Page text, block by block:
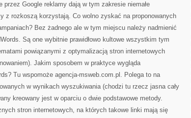
przez Google reklamy dają w tym zakresie niemałe
z rozkoszą korzystają. Co wolno zyskać na proponowanych
Bez żadnego ale w tym miejscu należy nadmienić
Są one wybitnie prawidłowo kultowe wszystkim tym
powiązanymi z optymalizacją stron internetowych
Jakim sposobem w praktyce wygląda
Tu wspomoże agencja-msweb.com.pl. Polega to na
w wynikach wyszukiwania (chodzi tu rzecz jasna cały
kreowany jest w oparciu o dwie podstawowe metody.
stron internetowych, na których takowe linki mają się